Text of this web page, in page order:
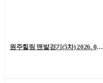
원주힐링 맨발걷기(5차) 2026. 07. 04. (토)